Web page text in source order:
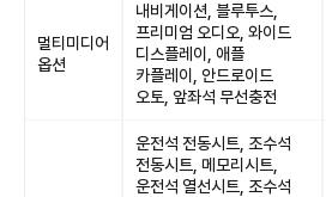
멀티미디어
옵션
내비게이션, 블루투스,
프리미엄 오디오, 와이드
디스플레이, 애플
카플레이, 안드로이드
오토, 앞좌석 무선충전
운전석 전동시트, 조수석
전동시트, 메모리시트,
운전석 열선시트, 조수석